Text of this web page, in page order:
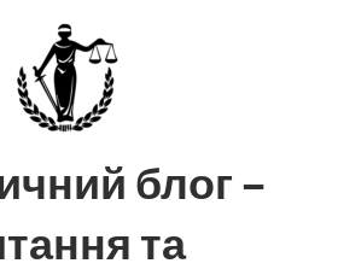
блог –
та